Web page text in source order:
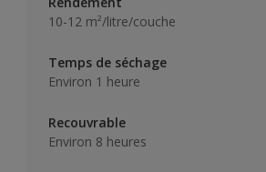
10-12 m²/litre/couche
Temps de séchage
Environ 1 heure
Recouvrable
Environ 8 heures